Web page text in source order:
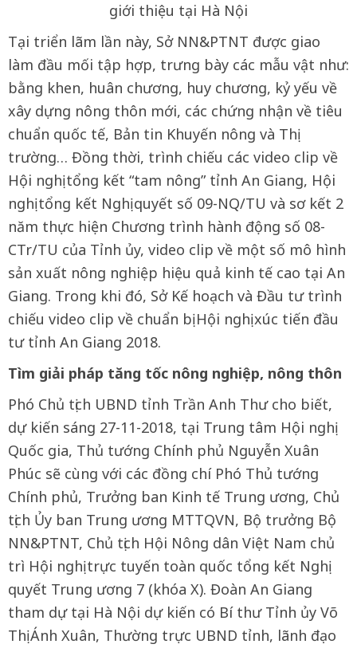
giới thiệu tại Hà Nội
Tại triển lãm lần này, Sở NN&PTNT được giao
làm đầu mối tập hợp, trưng bày các mẫu vật như:
bằng khen, huân chương, huy chương, kỷ yếu về
xây dựng nông thôn mới, các chứng nhận về tiêu
chuẩn quốc tế, Bản tin Khuyến nông và Thị
trường… Đồng thời, trình chiếu các video clip về
Hội nghị tổng kết “tam nông” tỉnh An Giang, Hội
nghị tổng kết Nghị quyết số 09-NQ/TU và sơ kết 2
năm thực hiện Chương trình hành động số 08-
CTr/TU của Tỉnh ủy, video clip về một số mô hình
sản xuất nông nghiệp hiệu quả kinh tế cao tại An
Giang. Trong khi đó, Sở Kế hoạch và Đầu tư trình
chiếu video clip về chuẩn bị Hội nghị xúc tiến đầu
tư tỉnh An Giang 2018.
Tìm giải pháp tăng tốc nông nghiệp, nông thôn
Phó Chủ tịch UBND tỉnh Trần Anh Thư cho biết,
dự kiến sáng 27-11-2018, tại Trung tâm Hội nghị
Quốc gia, Thủ tướng Chính phủ Nguyễn Xuân
Phúc sẽ cùng với các đồng chí Phó Thủ tướng
Chính phủ, Trưởng ban Kinh tế Trung ương, Chủ
tịch Ủy ban Trung ương MTTQVN, Bộ trưởng Bộ
NN&PTNT, Chủ tịch Hội Nông dân Việt Nam chủ
trì Hội nghị trực tuyến toàn quốc tổng kết Nghị
quyết Trung ương 7 (khóa X). Đoàn An Giang
tham dự tại Hà Nội dự kiến có Bí thư Tỉnh ủy Võ
Thị Ánh Xuân, Thường trực UBND tỉnh, lãnh đạo